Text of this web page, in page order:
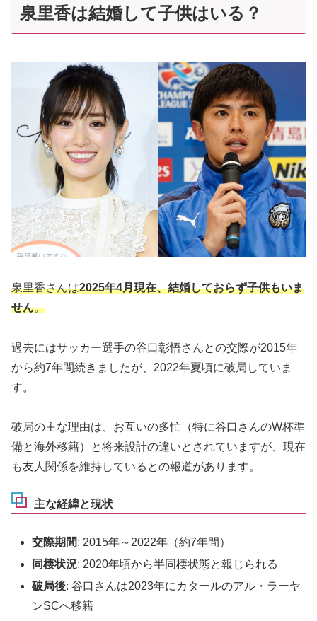
泉里香は結婚して子供はいる？
泉里香さんは2025年4月現在、結婚しておらず子供もいま
せん。
過去にはサッカー選手の谷口彰悟さんとの交際が2015年
から約7年間続きましたが、2022年夏頃に破局していま
す。
破局の主な理由は、お互いの多忙（特に谷口さんのW杯準
備と海外移籍）と将来設計の違いとされていますが、現在
も友人関係を維持しているとの報道があります。
主な経緯と現状
交際期間: 2015年～2022年（約7年間）
同棲状況: 2020年頃から半同棲状態と報じられる
破局後: 谷口さんは2023年にカタールのアル・ラーヤ
ンSCへ移籍